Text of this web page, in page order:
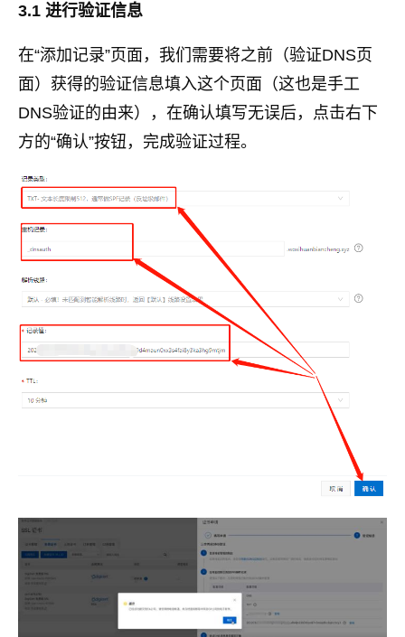
3.1 进行验证信息
在“添加记录”页面，我们需要将之前（验证DNS页
面）获得的验证信息填入这个页面（这也是手工
DNS验证的由来），在确认填写无误后，点击右下
方的“确认”按钮，完成验证过程。